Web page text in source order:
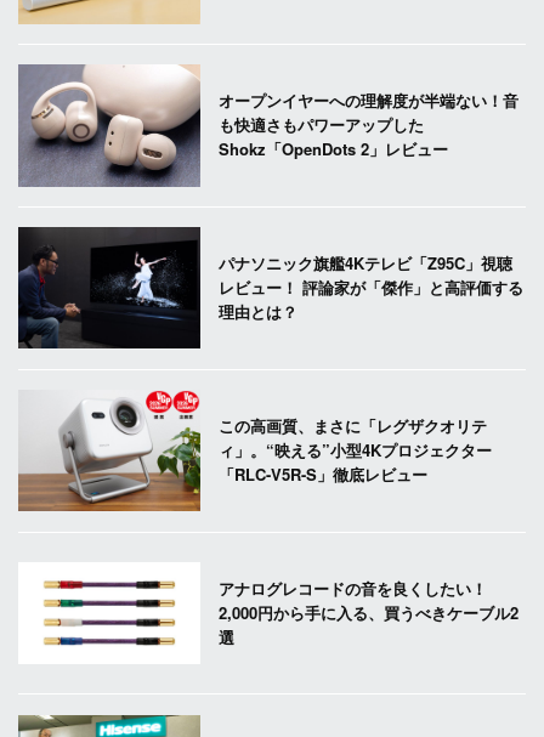
オープンイヤーへの理解度が半端ない！音
も快適さもパワーアップした
Shokz「OpenDots 2」レビュー
パナソニック旗艦4Kテレビ「Z95C」視聴
レビュー！ 評論家が「傑作」と高評価する
理由とは？
この高画質、まさに「レグザクオリテ
ィ」。“映える”小型4Kプロジェクター
「RLC-V5R-S」徹底レビュー
アナログレコードの音を良くしたい！
2,000円から手に入る、買うべきケーブル2
選